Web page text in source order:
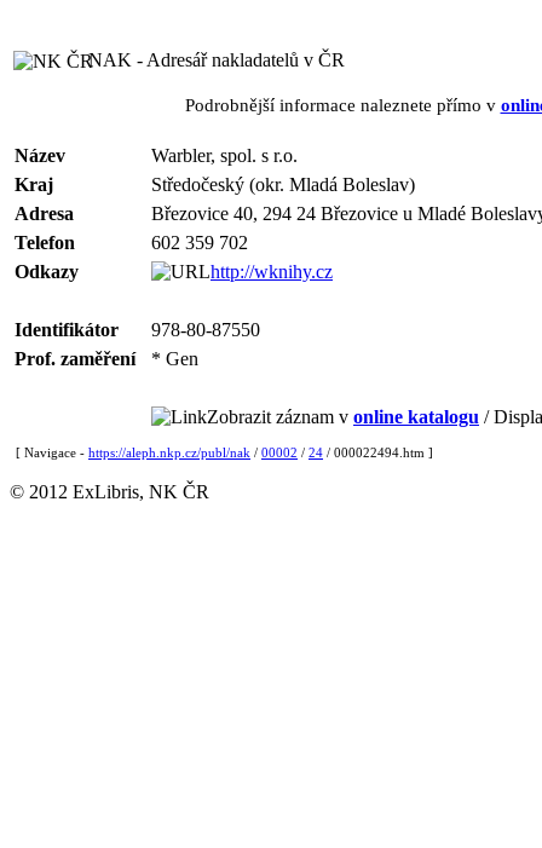
NAK - Adresář nakladatelů v ČR
Podrobnější informace naleznete přímo v
Název
Warbler, spol. s r.o.
Kraj
Středočeský (okr. Mladá Boleslav)
Adresa
Březovice 40, 294 24 Březovice u Mladé
Telefon
602 359 702
Odkazy
http://wknihy.cz
Identifikátor
978-80-87550
Prof. zaměření
* Gen
Zobrazit záznam v online katalogu /
[ Navigace - https://aleph.nkp.cz/publ/nak / 00002 / 24 / 000022494.htm ]
© 2012 ExLibris, NK ČR